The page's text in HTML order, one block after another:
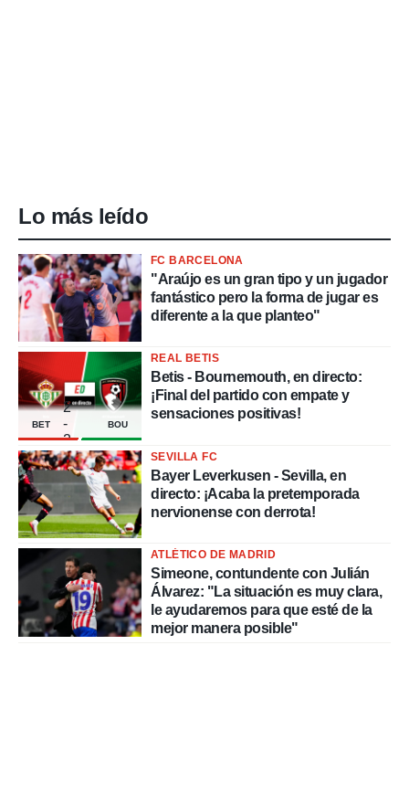
Lo más leído
FC BARCELONA
"Araújo es un gran tipo y un jugador
fantástico pero la forma de jugar es
diferente a la que planteo"
BET
2
-
2
BOU
REAL BETIS
Betis - Bournemouth, en directo:
¡Final del partido con empate y
sensaciones positivas!
SEVILLA FC
Bayer Leverkusen - Sevilla, en
directo: ¡Acaba la pretemporada
nervionense con derrota!
ATLÉTICO DE MADRID
Simeone, contundente con Julián
Álvarez: "La situación es muy clara,
le ayudaremos para que esté de la
mejor manera posible"